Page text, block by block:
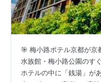
🎯 梅小路ポテル京都が京
水族館・梅小路公園のす
ホテルの中に「銭湯」が